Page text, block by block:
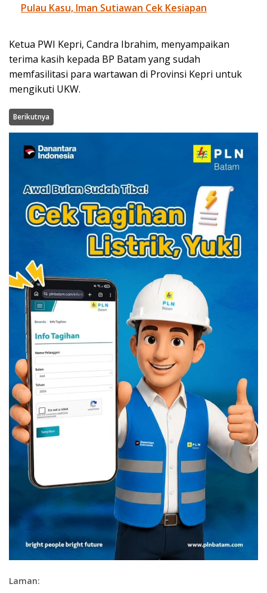
Pulau Kasu, Iman Sutiawan Cek Kesiapan
Ketua PWI Kepri, Candra Ibrahim, menyampaikan
terima kasih kepada BP Batam yang sudah
memfasilitasi para wartawan di Provinsi Kepri untuk
mengikuti UKW.
Berikutnya
Laman: